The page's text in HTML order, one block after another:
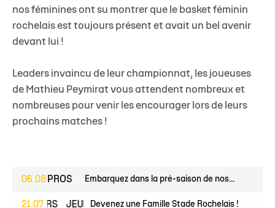
nos féminines ont su montrer que le basket féminin
rochelais est toujours présent et avait un bel avenir
devant lui !
Leaders invaincu de leur championnat, les joueuses
de Mathieu Peymirat vous attendent nombreux et
nombreuses pour venir les encourager lors de leurs
prochains matches !
06.08 PROS Embarquez dans la pré-saison de nos...
21.07
ESPOIRS JEUNESDevenez une Famille Stade Rochelais !